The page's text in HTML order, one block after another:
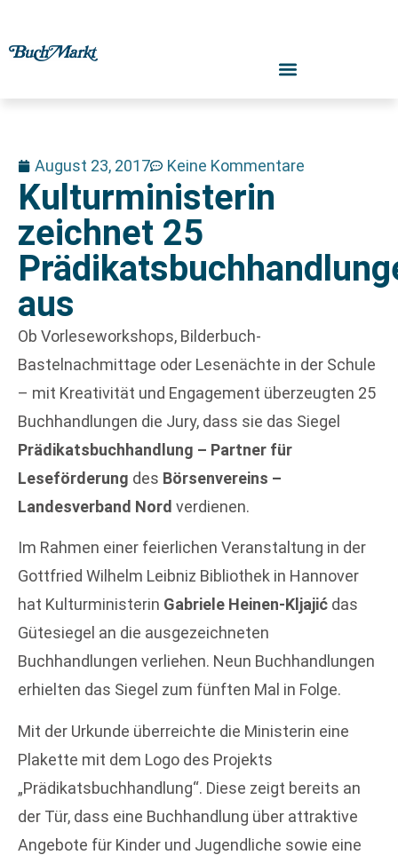
August 23, 2017 Keine Kommentare
Kulturministerin
zeichnet 25
aus
Ob Vorleseworkshops, Bilderbuch-
Bastelnachmittage oder Lesenächte in der Schule
– mit Kreativität und Engagement überzeugten 25
Buchhandlungen die Jury, dass sie das Siegel
Prädikatsbuchhandlung – Partner für
Leseförderung des Börsenvereins –
Landesverband Nord verdienen.
Im Rahmen einer feierlichen Veranstaltung in der
Gottfried Wilhelm Leibniz Bibliothek in Hannover
hat Kulturministerin Gabriele Heinen-Kljajić das
Gütesiegel an die ausgezeichneten
Buchhandlungen verliehen. Neun Buchhandlungen
erhielten das Siegel zum fünften Mal in Folge.
Mit der Urkunde überreichte die Ministerin eine
Plakette mit dem Logo des Projekts
„Prädikatsbuchhandlung“. Diese zeigt bereits an
der Tür, dass eine Buchhandlung über attraktive
Angebote für Kinder und Jugendliche sowie eine